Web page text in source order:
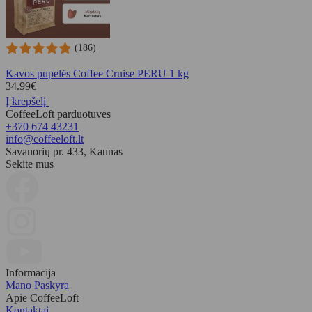
(186)
Kavos pupelės Coffee Cruise PERU 1 kg
34.99€
Į krepšelį
CoffeeLoft parduotuvės
+370 674 43231
info@coffeeloft.lt
Savanorių pr. 433, Kaunas
Sekite mus
Informacija
Mano Paskyra
Apie CoffeeLoft